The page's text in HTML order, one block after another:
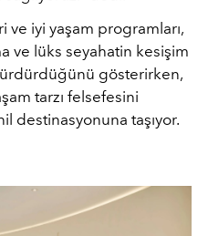
iyi yaşam programları,
ve lüks seyahatin kesişim
sürdürdüğünü gösterirken,
tarzı felsefesini
destinasyonuna taşıyor.